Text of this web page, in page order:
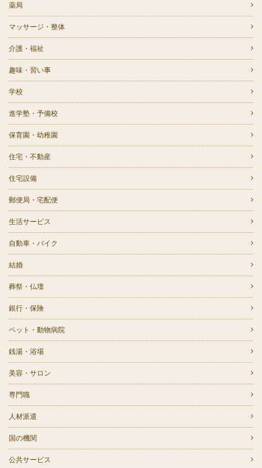
薬局
マッサージ・整体
介護・福祉
趣味・習い事
学校
進学塾・予備校
保育園・幼稚園
住宅・不動産
住宅設備
郵便局・宅配便
生活サービス
自動車・バイク
結婚
葬祭・仏壇
銀行・保険
ペット・動物病院
銭湯・浴場
美容・サロン
専門職
人材派遣
国の機関
公共サービス